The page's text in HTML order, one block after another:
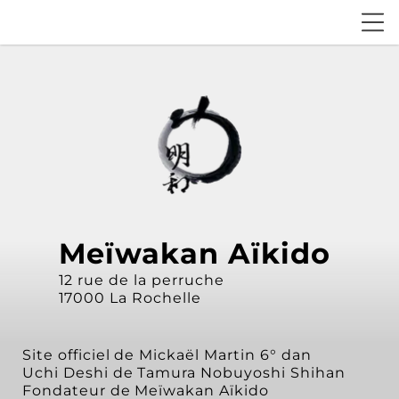
Meïwakan Aïkido
12 rue de la perruche
17000 La Rochelle
Site officiel de Mickaël Martin 6° dan
Uchi Deshi de Tamura Nobuyoshi Shihan
Fondateur de Meïwakan Aïkido